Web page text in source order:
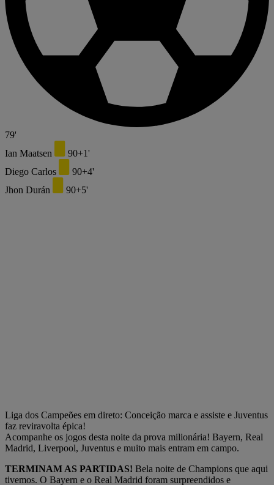
79'
Ian Maatsen
90+1'
Diego Carlos
90+4'
Jhon Durán
90+5'
Liga dos Campeões em direto: Conceição marca e assiste e Juventus
faz reviravolta épica!
Acompanhe os jogos desta noite da prova milionária! Bayern, Real
Madrid, Liverpool, Juventus e muito mais entram em campo.
TERMINAM AS PARTIDAS! Bela noite de Champions que aqui
tivemos. O Bayern e o Real Madrid foram surpreendidos e